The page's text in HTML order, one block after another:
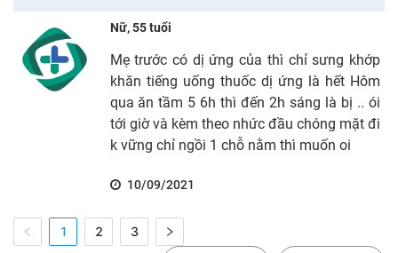
Nữ, 55 tuổi
Mẹ trước có dị ứng của thì chỉ sưng khớp
khăn tiếng uống thuốc dị ứng là hết Hôm
qua ăn tầm 5 6h thì đến 2h sáng là bị .. ói
tới giờ và kèm theo nhức đầu chóng mặt đi
k vững chỉ ngồi 1 chỗ nằm thì muốn oi
10/09/2021
1 2 3